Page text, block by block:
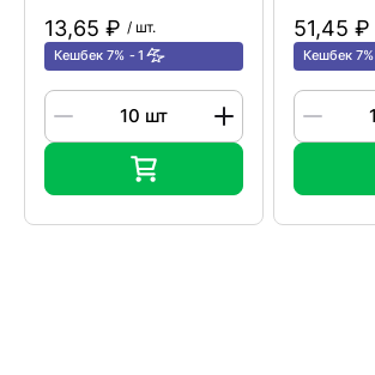
13,65 ₽ / шт.
Кешбек 7% 1
51,45 ₽
Кешбек 7%